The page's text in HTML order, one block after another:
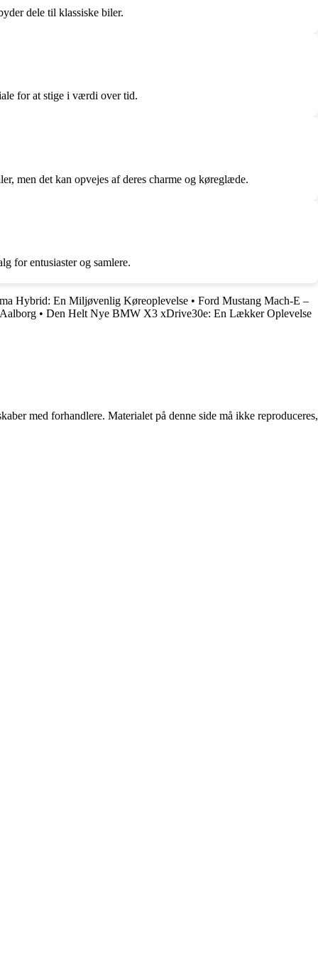
dele til klassiske biler.
for at stige i værdi over tid.
men det kan opvejes af deres charme og køreglæde.
for entusiaster og samlere.
Hybrid: En Miljøvenlig Køreoplevelse • Ford Mustang Mach-E –
• Den Helt Nye BMW X3 xDrive30e: En Lækker Oplevelse
med forhandlere. Materialet på denne side må ikke reproduceres,